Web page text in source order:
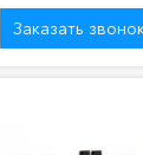
Заказать звонок